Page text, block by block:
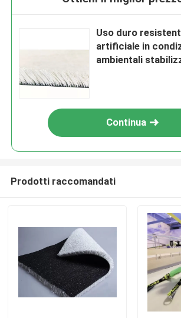
Uso duro
artificiale in
ambientali
Continua
Prodotti raccomandati